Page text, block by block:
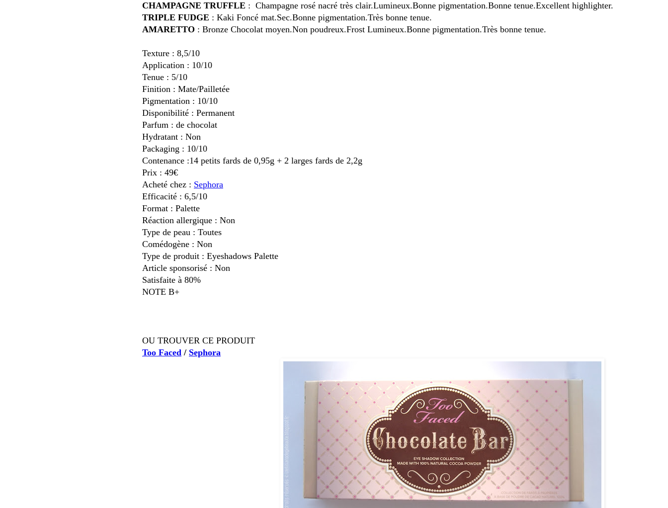
CHAMPAGNE TRUFFLE : Champagne rosé nacré très clair.Lumineux.Bonne pigmentation.Bonne tenue.Excellent highlighter.
TRIPLE FUDGE : Kaki Foncé mat.Sec.Bonne pigmentation.Très bonne tenue.
AMARETTO : Bronze Chocolat moyen.Non poudreux.Frost Lumineux.Bonne pigmentation.Très bonne tenue.
Texture : 8,5/10
Application : 10/10
Tenue : 5/10
Finition : Mate/Pailletée
Pigmentation : 10/10
Disponibilité : Permanent
Parfum : de chocolat
Hydratant : Non
Packaging : 10/10
Contenance :14 petits fards de 0,95g + 2 larges fards de 2,2g
Prix : 49€
Acheté chez : Sephora
Efficacité : 6,5/10
Format : Palette
Réaction allergique : Non
Type de peau : Toutes
Comédogène : Non
Type de produit : Eyeshadows Palette
Article sponsorisé : Non
Satisfaite à 80%
NOTE B+
OU TROUVER CE PRODUIT
Too Faced / Sephora